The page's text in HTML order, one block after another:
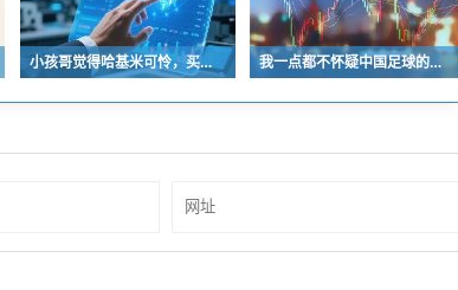
小孩哥觉得哈基米可怜，买了火腿肠喂哈基米，结果哈基米直接叼走他的鹦鹉… 我一点都不怀疑中国足球的未来